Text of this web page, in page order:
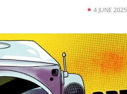
4 JUNE 2025